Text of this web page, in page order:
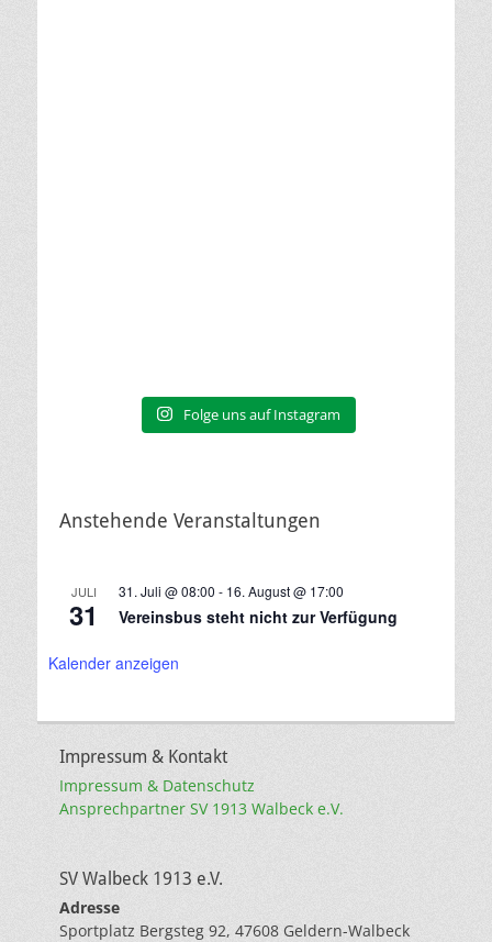
Folge uns auf Instagram
Anstehende Veranstaltungen
JULI
31
31. Juli @ 08:00 - 16. August @ 17:00
Vereinsbus steht nicht zur Verfügung
Kalender anzeigen
Impressum & Kontakt
Impressum & Datenschutz
Ansprechpartner SV 1913 Walbeck e.V.
SV Walbeck 1913 e.V.
Adresse
Sportplatz Bergsteg 92, 47608 Geldern-Walbeck